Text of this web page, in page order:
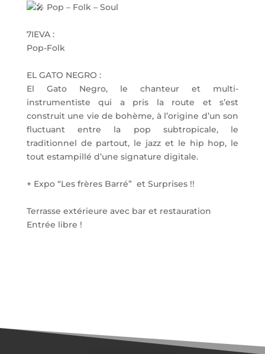
Pop – Folk – Soul
7IEVA :
Pop-Folk
EL GATO NEGRO :
El Gato Negro, le chanteur et multi-
instrumentiste qui a pris la route et s’est
construit une vie de bohème, à l’origine d’un son
fluctuant entre la pop subtropicale, le
traditionnel de partout, le jazz et le hip hop, le
tout estampillé d’une signature digitale.
+ Expo “Les frères Barré” et Surprises !!
Terrasse extérieure avec bar et restauration
Entrée libre !